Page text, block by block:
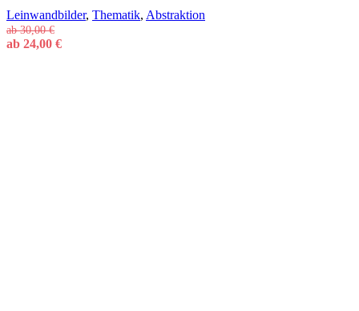
Leinwandbilder, Thematik, Abstraktion
ab30,00€
ab 24,00 €